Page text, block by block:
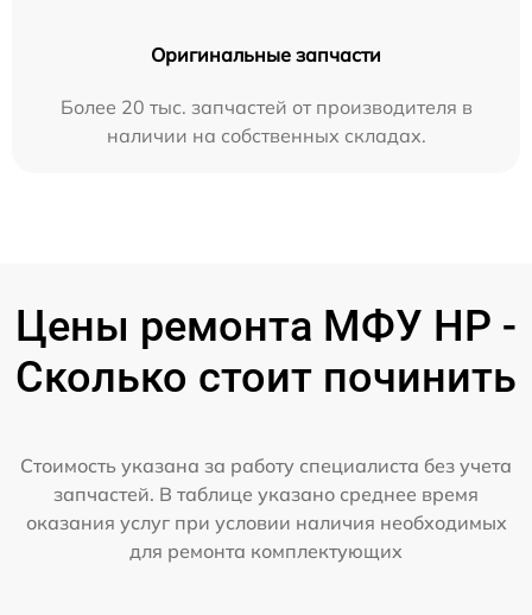
Оригинальные запчасти
Более 20 тыс. запчастей от производителя в
наличии на собственных складах.
Цены ремонта МФУ HP -
Сколько стоит починить
Стоимость указана за работу специалиста без учета
запчастей. В таблице указано среднее время
оказания услуг при условии наличия необходимых
для ремонта комплектующих